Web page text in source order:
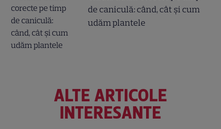
de caniculă: când, cât şi cum
udăm plantele
ALTE ARTICOLE
INTERESANTE